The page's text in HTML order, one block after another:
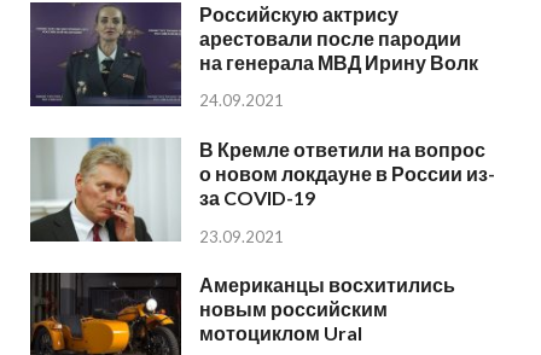
Российскую актрису
арестовали после пародии
на генерала МВД Ирину Волк
24.09.2021
В Кремле ответили на вопрос
о новом локдауне в России из-
за COVID-19
23.09.2021
Американцы восхитились
новым российским
мотоциклом Ural